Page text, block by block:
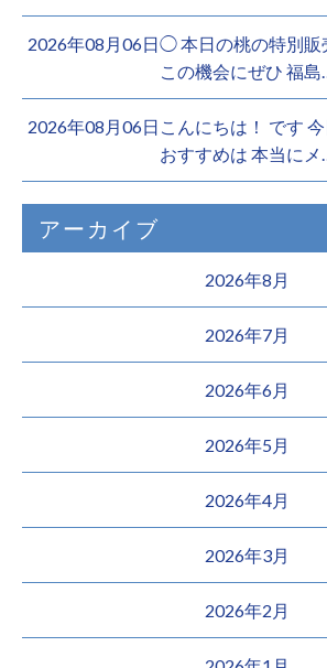
2026年08月06日◯ 本日の桃の特別販
この機会にぜひ 福
2026年08月06日こんにちは！ です 今
おすすめは 本当に
アーカイブ
2026年8月
2026年7月
2026年6月
2026年5月
2026年4月
2026年3月
2026年2月